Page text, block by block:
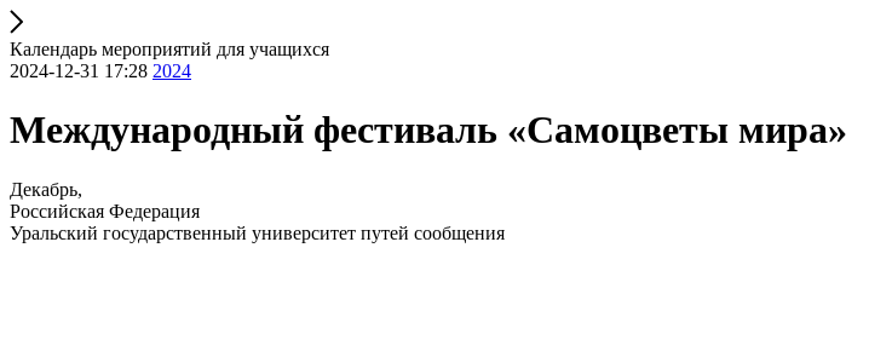
Календарь мероприятий для учащихся
2024-12-31 17:28 2024
Международный фестиваль «Самоцветы мира»
Декабрь,
Российская Федерация
Уральский государственный университет путей сообщения